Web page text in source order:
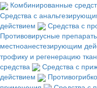
Комбинированные
Средства с
действием
Средства с
Противовирусные
местноанестезирующим
трофику и регенерацию
средства
Средства с
действием